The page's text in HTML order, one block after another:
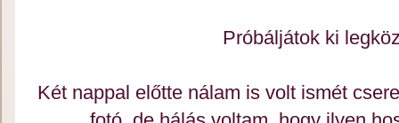
Próbáljátok ki
Két nappal előtte nálam is volt ismét